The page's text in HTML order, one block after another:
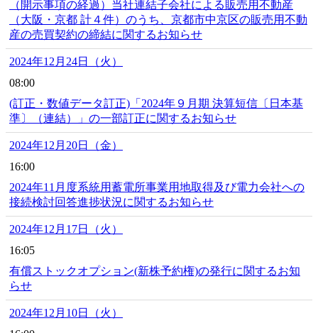
（開示事項の経過）当社連結子会社による販売用不動産
（大阪・京都 計４件）のうち、京都市中京区の販売用不動
産の売買契約の締結に関するお知らせ
2024年12月24日（火）
08:00
(訂正・数値データ訂正)「2024年９月期 決算短信〔日本基
準〕（連結）」の一部訂正に関するお知らせ
2024年12月20日（金）
16:00
2024年11月度系統用蓄電所事業用地取得及び電力会社への
接続検討回答進捗状況に関するお知らせ
2024年12月17日（火）
16:05
有償ストックオプション(新株予約権)の発行に関するお知
らせ
2024年12月10日（火）